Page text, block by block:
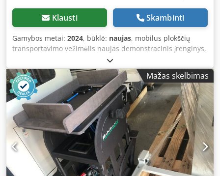
Klausti Skambinti
Gamybos metai: 2024, būklė: naujas, mobilus plokščių
transportavimo vežimėlis naujas demonstracinis įrenginys,
pagamintas 2024 m. - Plokščių krovimas iki 1600 mm
aukščio, elektrinis valdymas - Lenkimo kampas pirmyn-
atgal 100°, elektrinis valdymas - Galvos jungties pasukimo
kampas pagal/laikrodžio rodyklę 180° - Galvos jungties
pasukimo kampas: 360° - Keliamoji galia 120 kg - Plokščių
dydžiai iki 2100 x 3200 mm - Bendras aukštis 2090 mm - 6
galingi siurbtukai, kurių plotis reguliuojamas Dcsdpfxew I
Upnj Ad Nok Mobilifter ML-120 sudaro: - mobilus
važiuoklės rėmas - elektrinė kėlimo ir pakreipimo sistema -
automatinis vakuuminis įrenginys - belaidis elektrinis
valdymas - svoris 170 kg Prieinamumas: iš karto
Sandėliavimo vieta: Flörsheimas
Mažas skelbimas